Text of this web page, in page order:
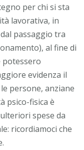
per chi si sta
lavorativa, in
passaggio tra
al fine di
potessero
evidenza il
persone, anziane
psico-fisica è
spese da
ricordiamoci che